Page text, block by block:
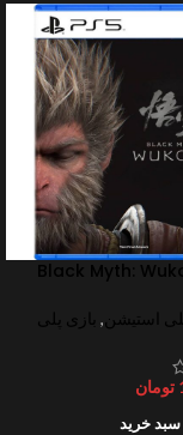
Black Myth:
استیشن , بازی پلی
تومان
سبد خرید